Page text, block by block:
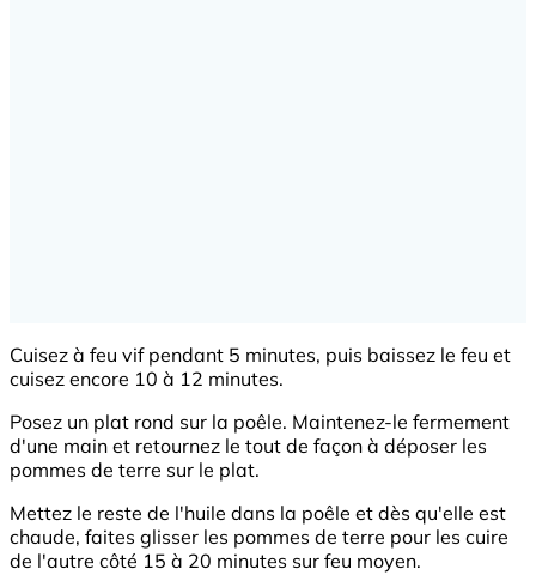
Cuisez à feu vif pendant 5 minutes, puis baissez le feu et
cuisez encore 10 à 12 minutes.
Posez un plat rond sur la poêle. Maintenez-le fermement
d'une main et retournez le tout de façon à déposer les
pommes de terre sur le plat.
Mettez le reste de l'huile dans la poêle et dès qu'elle est
chaude, faites glisser les pommes de terre pour les cuire
de l'autre côté 15 à 20 minutes sur feu moyen.